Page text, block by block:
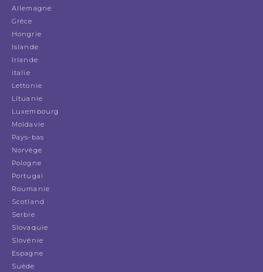
Allemagne
Grèce
Hongrie
Islande
Irlande
italie
Lettonie
Lituanie
Luxembourg
Moldavie
Pays-bas
Norvège
Pologne
Portugal
Roumanie
Scotland
Serbie
Slovaquie
Slovénie
Espagne
Suède